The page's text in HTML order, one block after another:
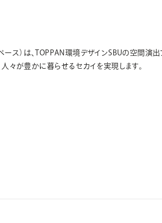
ース）は、TOPPAN環境デザインSBUの空間演
人々が豊かに暮らせるセカイを実現します。